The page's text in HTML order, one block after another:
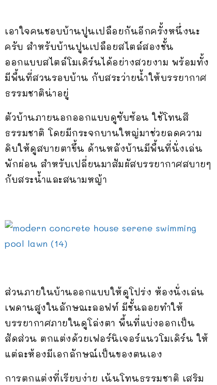
เอาใจคนชอบบ้านปูนเปลือยกันอีกครั้งหนึ่งนะ
ครับ สำหรับบ้านปูนเปลือยสไตล์สองชั้น
ออกแบบสไตล์โมเดิร์นได้อย่างสวยงาม พร้อมทั้ง
มีพื้นที่สวนรอบบ้าน กับสระว่ายน้ำให้บรรยากาศ
ธรรมชาติน่าอยู่
ตัวบ้านภายนอกออกแบบดูซับซ้อน ใช้โทนสี
ธรรมชาติ โดยมีกระจกบานใหญ่มาช่วยลดความ
ดิบให้ดูสบายตาขึ้น ด้านหลังบ้านมีพื้นที่นั่งเล่น
พักผ่อน สำหรับเปลี่ยนมาสัมผัสบรรยากาศสบายๆ
กับสระน้ำและสนามหญ้า
ส่วนภายในบ้านออกแบบให้ดูโปร่ง ห้องนั่งเล่น
เพดานสูงในลักษณะลอฟท์ มีชั้นลอยทำให้
บรรยากาศภายในดูโล่งตา พื้นที่แบ่งออกเป็น
สัดส่วน ตกแต่งด้วยเฟอร์นิเจอร์แนวโมเดิร์น ให้
แต่ละห้องมีเอกลักษณ์เป็นของตนเอง
การตกแต่งที่เรียบง่าย เน้นโทนธรรมชาติ เสริม